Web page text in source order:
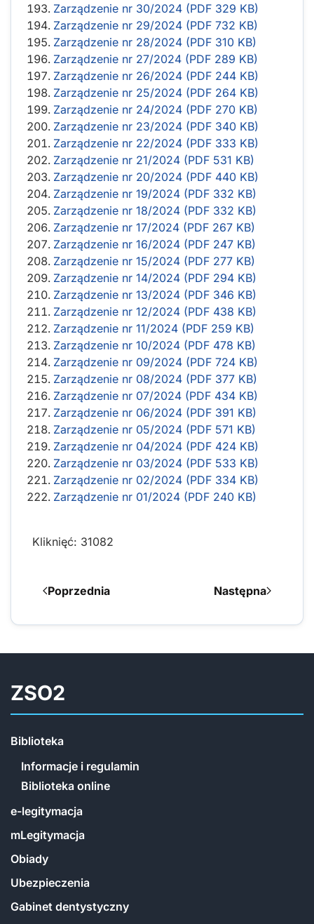
Zarządzenie nr 30/2024 (PDF 329 KB)
Zarządzenie nr 29/2024 (PDF 732 KB)
Zarządzenie nr 28/2024 (PDF 310 KB)
Zarządzenie nr 27/2024 (PDF 289 KB)
Zarządzenie nr 26/2024 (PDF 244 KB)
Zarządzenie nr 25/2024 (PDF 264 KB)
Zarządzenie nr 24/2024 (PDF 270 KB)
Zarządzenie nr 23/2024 (PDF 340 KB)
Zarządzenie nr 22/2024 (PDF 333 KB)
Zarządzenie nr 21/2024 (PDF 531 KB)
Zarządzenie nr 20/2024 (PDF 440 KB)
Zarządzenie nr 19/2024 (PDF 332 KB)
Zarządzenie nr 18/2024 (PDF 332 KB)
Zarządzenie nr 17/2024 (PDF 267 KB)
Zarządzenie nr 16/2024 (PDF 247 KB)
Zarządzenie nr 15/2024 (PDF 277 KB)
Zarządzenie nr 14/2024 (PDF 294 KB)
Zarządzenie nr 13/2024 (PDF 346 KB)
Zarządzenie nr 12/2024 (PDF 438 KB)
Zarządzenie nr 11/2024 (PDF 259 KB)
Zarządzenie nr 10/2024 (PDF 478 KB)
Zarządzenie nr 09/2024 (PDF 724 KB)
Zarządzenie nr 08/2024 (PDF 377 KB)
Zarządzenie nr 07/2024 (PDF 434 KB)
Zarządzenie nr 06/2024 (PDF 391 KB)
Zarządzenie nr 05/2024 (PDF 571 KB)
Zarządzenie nr 04/2024 (PDF 424 KB)
Zarządzenie nr 03/2024 (PDF 533 KB)
Zarządzenie nr 02/2024 (PDF 334 KB)
Zarządzenie nr 01/2024 (PDF 240 KB)
Kliknięć: 31082
Poprzednia Następna
ZSO2
Biblioteka
Informacje i regulamin
Biblioteka online
e-legitymacja
mLegitymacja
Obiady
Ubezpieczenia
Gabinet dentystyczny